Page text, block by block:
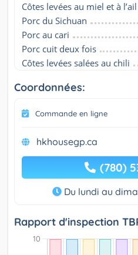
Côtes levées au miel et à l’ail
Porc du Sichuan
Porc au cari
Porc cuit deux fois
Côtes levées salées au chili
Coordonnées:
Commande en ligne
hkhousegp.ca
(780)
Du lundi au
Rapport d'inspection